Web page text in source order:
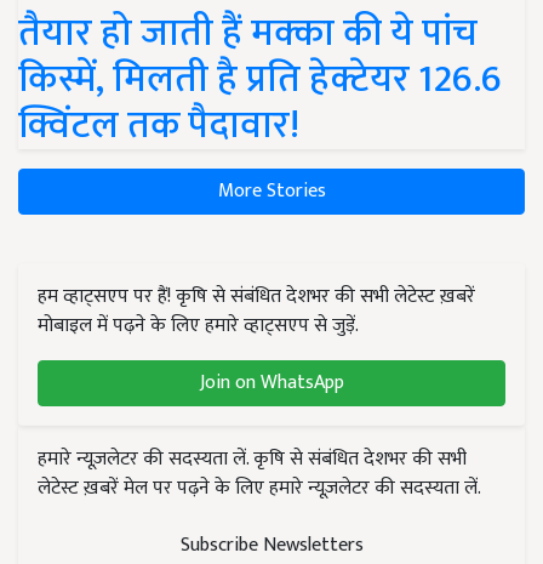
तैयार हो जाती हैं मक्का की ये पांच
किस्में, मिलती है प्रति हेक्टेयर 126.6
क्विंटल तक पैदावार!
More Stories
हम व्हाट्सएप पर हैं! कृषि से संबंधित देशभर की सभी लेटेस्ट ख़बरें
मोबाइल में पढ़ने के लिए हमारे व्हाट्सएप से जुड़ें.
Join on WhatsApp
हमारे न्यूज़लेटर की सदस्यता लें. कृषि से संबंधित देशभर की सभी
लेटेस्ट ख़बरें मेल पर पढ़ने के लिए हमारे न्यूज़लेटर की सदस्यता लें.
Subscribe Newsletters